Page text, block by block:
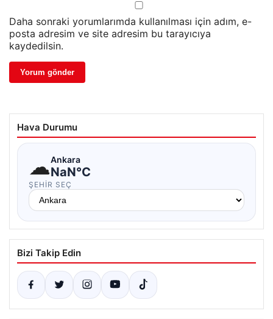
Daha sonraki yorumlarımda kullanılması için adım, e-
posta adresim ve site adresim bu tarayıcıya
kaydedilsin.
Hava Durumu
☁Ankara
NaN°C
ŞEHIR SEÇ
Bizi Takip Edin